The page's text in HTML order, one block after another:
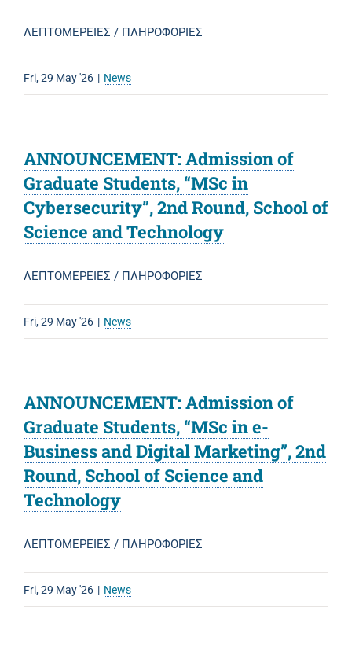
ΛΕΠΤΟΜΕΡΕΙΕΣ / ΠΛΗΡΟΦΟΡΙΕΣ
Fri, 29 May '26 | News
ANNOUNCEMENT: Admission of
Graduate Students, “MSc in
Cybersecurity”, 2nd Round, School of
Science and Technology
ΛΕΠΤΟΜΕΡΕΙΕΣ / ΠΛΗΡΟΦΟΡΙΕΣ
Fri, 29 May '26 | News
ANNOUNCEMENT: Admission of
Graduate Students, “MSc in e-
Business and Digital Marketing”, 2nd
Round, School of Science and
Technology
ΛΕΠΤΟΜΕΡΕΙΕΣ / ΠΛΗΡΟΦΟΡΙΕΣ
Fri, 29 May '26 | News